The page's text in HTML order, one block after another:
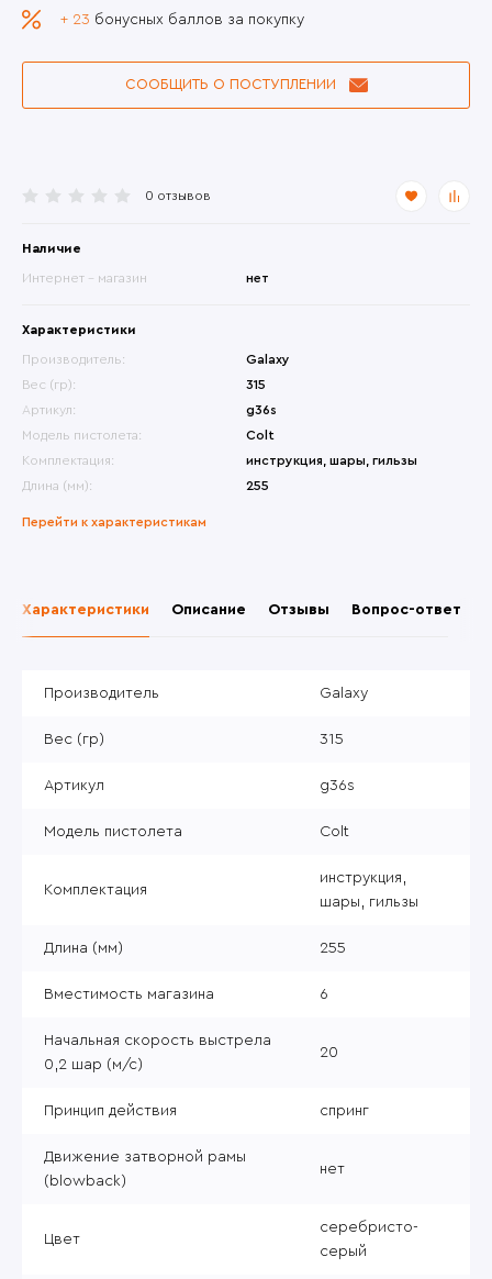
0 отзывов
Наличие
Интернет - магазин нет
Характеристики
Производитель:
Galaxy
Вес (гр):
315
Артикул:
g36s
Модель пистолета:
Colt
Комплектация:
инструкция, шары, гильзы
Длина (мм):
255
Перейти к характеристикам
+ 23 бонусных баллов за покупку
СООБЩИТЬ О ПОСТУПЛЕНИИ
Характеристики Описание Отзывы Вопрос-ответ
Производитель Galaxy
Вес (гр) 315
Артикул g36s
Модель пистолета Colt
Комплектация
инструкция,
шары, гильзы
Длина (мм) 255
Вместимость магазина 6
Начальная скорость выстрела
0,2 шар (м/с)
20
Принцип действия спринг
Движение затворной рамы
(blowback)
нет
Цвет
серебристо-
серый